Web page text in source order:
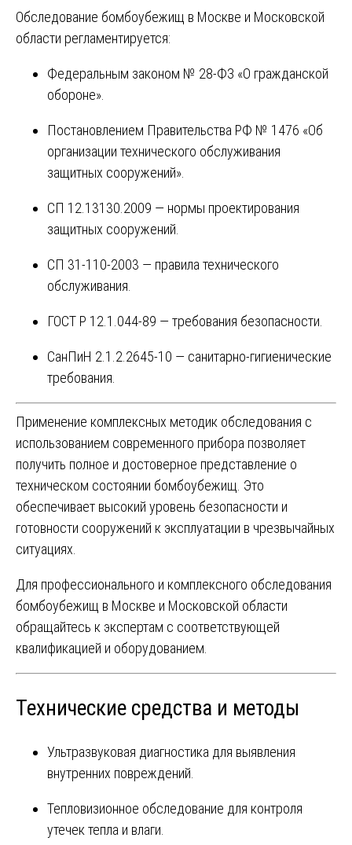
Обследование бомбоубежищ в Москве и Московской
области регламентируется:
Федеральным законом № 28-ФЗ «О гражданской
обороне».
Постановлением Правительства РФ № 1476 «Об
организации технического обслуживания
защитных сооружений».
СП 12.13130.2009 — нормы проектирования
защитных сооружений.
СП 31-110-2003 — правила технического
обслуживания.
ГОСТ Р 12.1.044-89 — требования безопасности.
СанПиН 2.1.2.2645-10 — санитарно-гигиенические
требования.
Применение комплексных методик обследования с
использованием современного прибора позволяет
получить полное и достоверное представление о
техническом состоянии бомбоубежищ. Это
обеспечивает высокий уровень безопасности и
готовности сооружений к эксплуатации в чрезвычайных
ситуациях.
Для профессионального и комплексного обследования
бомбоубежищ в Москве и Московской области
обращайтесь к экспертам с соответствующей
квалификацией и оборудованием.
Технические средства и методы
Ультразвуковая диагностика для выявления
внутренних повреждений.
Тепловизионное обследование для контроля
утечек тепла и влаги.